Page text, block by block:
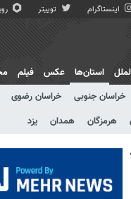
اینستاگرام توییتر
استان‌ها
خراسان جنوبی خراسان رضوی
هرمزگان همدان یزد
عکس فیلم